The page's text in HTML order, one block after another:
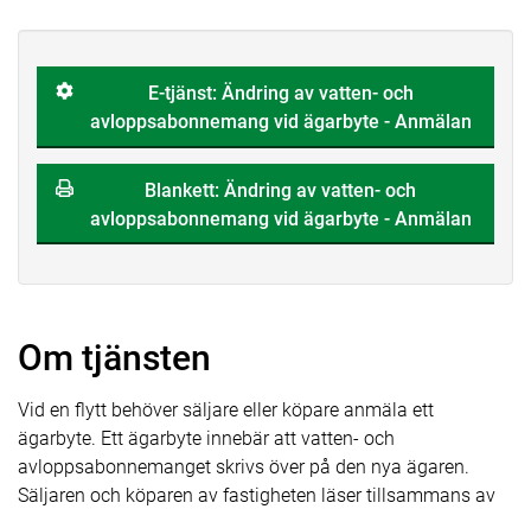
E-tjänst: Ändring av vatten- och
avloppsabonnemang vid ägarbyte - Anmälan
Blankett: Ändring av vatten- och
avloppsabonnemang vid ägarbyte - Anmälan
Om tjänsten
Vid en flytt behöver säljare eller köpare anmäla ett
ägarbyte. Ett ägarbyte innebär att vatten- och
avloppsabonnemanget skrivs över på den nya ägaren.
Säljaren och köparen av fastigheten läser tillsammans av